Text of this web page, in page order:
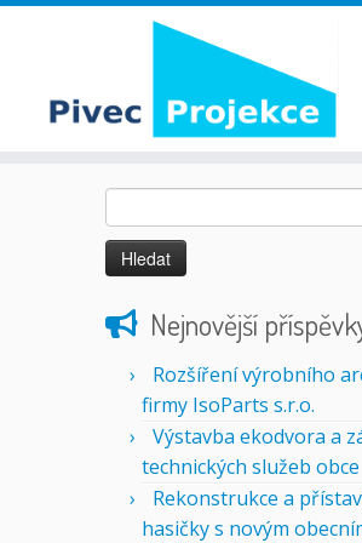
Vyhledávání
Nejnovější
Rozšíření výrobního
firmy IsoParts s.r.o.
Výstavba ekodvora a
technických služeb obce
Rekonstrukce a
hasičky s novým